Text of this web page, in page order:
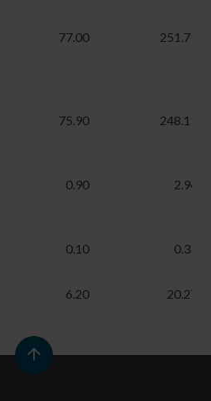
77.00 251.79
75.90 248.19
0.90 2.94
0.10 0.33
6.20 20.27